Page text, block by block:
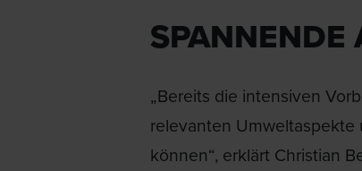
SPANNENDE
„Bereits die intensiven
relevanten
können“, erklärt Christian